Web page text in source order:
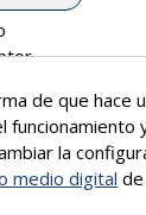
de que hace
funcionamiento
la
medio digital